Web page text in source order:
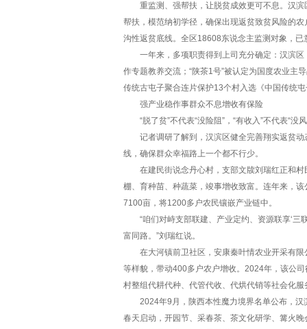
重监测、强帮扶，让脱贫成效更可不息。汉滨
帮扶，模范纳初学径，确保出现返贫致贫风险的
沟性返贫底线。全区18608东说念主监测对象，
一年来，多项职责得到上司充分确定：汉滨区
作专题教养交流；“陕茶1号”被认定为国度农业主
传统古屯子聚合连片保护13个村入选《中国传统
强产业稳作事群众不息增收有保险
“脱了贫”不代表“没险阻”，“有收入”不代表“没
记者调研了解到，汉滨区健全完善翔实返贫动
线，确保群众幸福路上一个都不行少。
在建民街说念丹心村，支部文牍刘瑞红正和村
棚、育种苗、种蔬菜，竣事增收致富。连年来，
7100亩，将1200多户农民镶嵌产业链中。
“咱们对峙支部联建、产业定约、资源联享‘三
富同路。”刘瑞红说。
在大河镇前卫社区，安康秦叶情农业开采有限
等样貌，带动400多户农户增收。2024年，该公
村整组代耕代种、代管代收、代烘代销等社会化
2024年9月，陕西本性魔力境界名单公布，汉
春天启动，开园节、采春茶、茶文化研学、篝火